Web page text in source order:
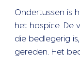
Ondertussen is
het hospice. De
die bedlegerig
gereden. Het